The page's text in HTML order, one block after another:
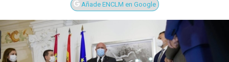
Añade ENCLM en Google